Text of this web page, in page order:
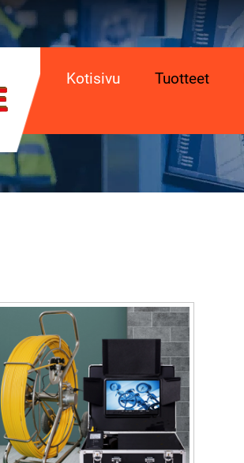
Kotisivu Tuotteet